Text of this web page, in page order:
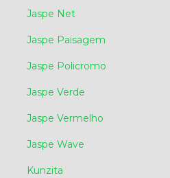
Jaspe Net
Jaspe Paisagem
Jaspe Policromo
Jaspe Verde
Jaspe Vermelho
Jaspe Wave
Kunzita